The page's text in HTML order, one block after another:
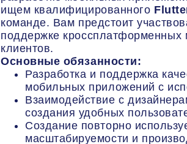
ищем квалифицированного
команде. Вам предстоит
поддержке
клиентов.
Основные обязанности:
Разработка и поддержка
мобильных приложений с
Взаимодействие с
создания удобных
Создание повторно
масштабируемости и